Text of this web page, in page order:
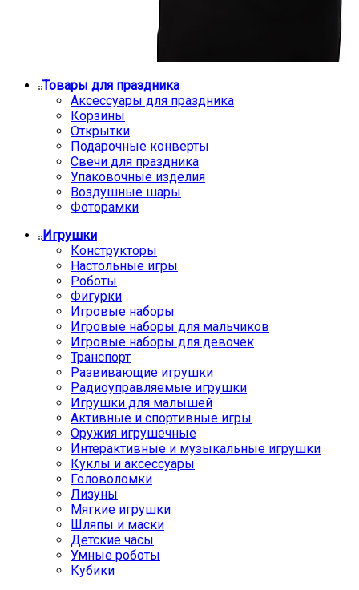
Товары для праздника
Аксессуары для праздника
Корзины
Открытки
Подарочные конверты
Свечи для праздника
Упаковочные изделия
Воздушные шары
Фоторамки
Игрушки
Конструкторы
Настольные игры
Роботы
Фигурки
Игровые наборы
Игровые наборы для мальчиков
Игровые наборы для девочек
Транспорт
Развивающие игрушки
Радиоуправляемые игрушки
Игрушки для малышей
Активные и спортивные игры
Оружия игрушечные
Интерактивные и музыкальные игрушки
Куклы и аксессуары
Головоломки
Лизуны
Мягкие игрушки
Шляпы и маски
Детские часы
Умные роботы
Кубики